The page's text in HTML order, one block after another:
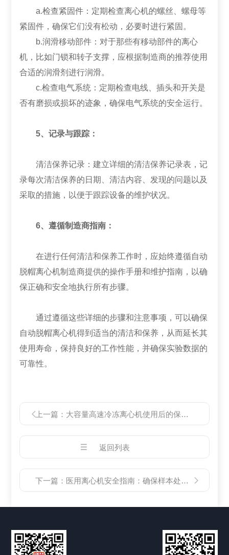
a.检查紧固件：定期检查离心机的螺丝、螺母等
紧固件，确保它们没有松动，必要时进行紧固。
b.润滑移动部件：对于那些有移动部件的离心
机，比如门锁和转子支撑，应根据制造商的推荐使用
合适的润滑剂进行润滑。
c.检查电气系统：定期检查电线、插头和开关是
否有磨损或损坏的迹象，确保电气系统的安全运行。
5、记录与跟踪：
清洁保养记录：建立详细的清洁保养记录表，记
录每次清洁保养的日期、清洁内容、发现的问题以及
采取的措施，以便于跟踪设备的维护状况。
6、遵循制造商指南：
在进行任何清洁和保养工作时，应始终遵循自动
脱帽离心机制造商提供的操作手册和维护指南，以确
保正确和安全地执行所有步骤。
通过遵循这些详细的步骤和注意事项，可以确保
自动脱帽离心机得到适当的清洁和保养，从而延长其
使用寿命，保持良好的工作性能，并确保实验数据的
可靠性。
上一篇： 大容量高速冷冻离心机使用后的保养与存储技巧
返回列表
下一篇： 医用离心机安全指南：确保样本处理的高效与准确